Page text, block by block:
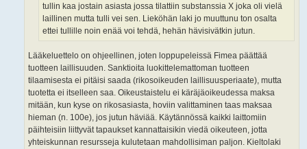
tullin kaa jostain asiasta jossa tilattiin substanssia X joka oli vielä
laillinen mutta tulli vei sen. Lieköhän laki jo muuttunu ton osalta
ettei tullille noin enää voi tehdä, hehän hävisivätkin jutun.
Lääkeluettelo on ohjeellinen, joten loppupeleissä Fimea päättää
tuotteen laillisuuden. Sanktioita luokittelemattoman tuotteen
tilaamisesta ei pitäisi saada (rikosoikeuden laillisuusperiaate), mutta
tuotetta ei itselleen saa. Oikeustaistelu ei käräjäoikeudessa maksa
mitään, kun kyse on rikosasiasta, hoviin valittaminen taas maksaa
hieman (n. 100e), jos jutun häviää. Käytännössä kaikki laittomiin
päihteisiin liittyvät tapaukset kannattaisikin viedä oikeuteen, jotta
yhteiskunnan resursseja kulutetaan mahdollisiman paljon. Kieltolaki